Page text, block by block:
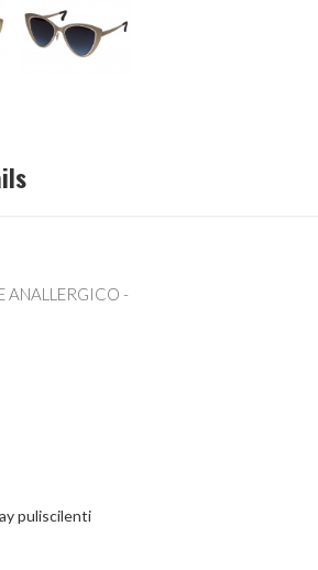
ANALLERGICO -
puliscilenti